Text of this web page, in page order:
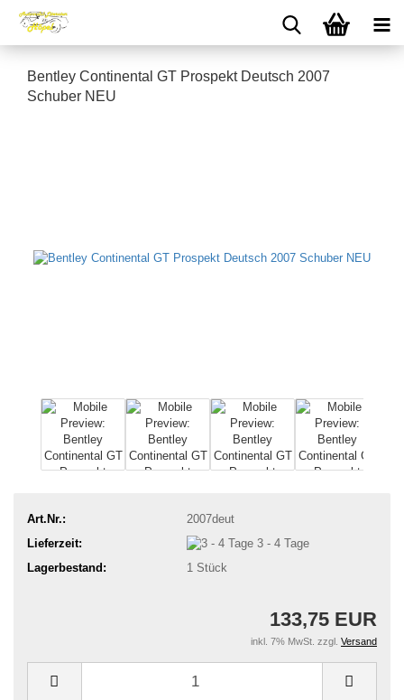
Bentley Continental GT Prospekt Deutsch 2007
Schuber NEU
Art.Nr.:
2007deut
Lieferzeit:
3 - 4 Tage
Lagerbestand:
1 Stück
133,75 EUR
inkl. 7% MwSt. zzgl. Versand